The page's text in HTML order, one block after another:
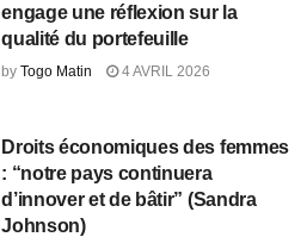
engage une réflexion sur la
qualité du portefeuille
by Togo Matin 4 AVRIL 2026
Droits économiques des femmes
: “notre pays continuera
d’innover et de bâtir” (Sandra
Johnson)